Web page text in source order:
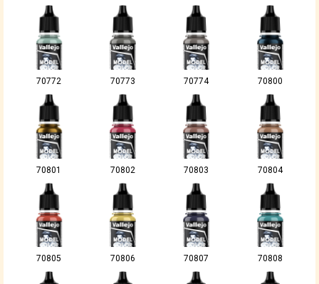
70772 70773 70774 70800
70801 70802 70803 70804
70805 70806 70807 70808